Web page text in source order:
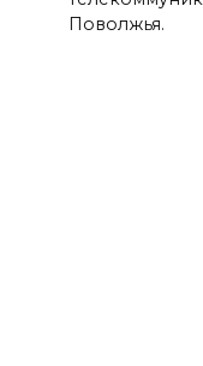
Поволжья.